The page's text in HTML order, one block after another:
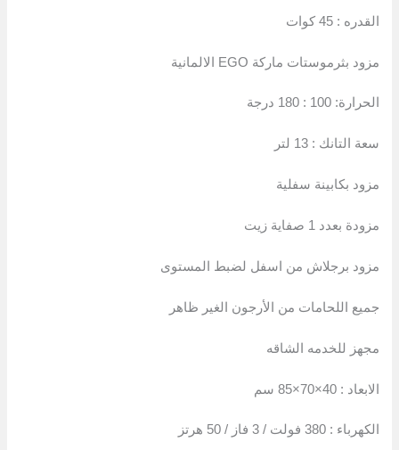
القدره : 45 كوات
مزود بثرموستات ماركة EGO الالمانية
الحرارة: 100 : 180 درجة
سعة التانك : 13 لتر
مزود بكابينة سفلية
مزودة بعدد 1 صفاية زيت
مزود برجلاش من اسفل لضبط المستوى
جميع اللحامات من الأرجون الغير ظاهر
مجهز للخدمه الشاقه
الابعاد : 40×70×85 سم
الكهرباء : 380 فولت / 3 فاز / 50 هرتز